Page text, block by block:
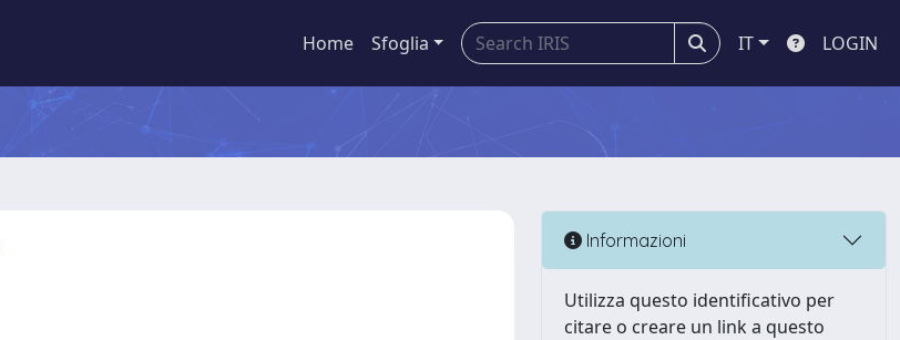
Home Sfoglia IT LOGIN
Informazioni
Utilizza questo identificativo per
citare o creare un link a questo